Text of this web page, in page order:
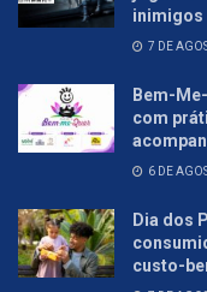
inimigos
7 DE
Bem-
com
6 DE
Dia dos
custo-